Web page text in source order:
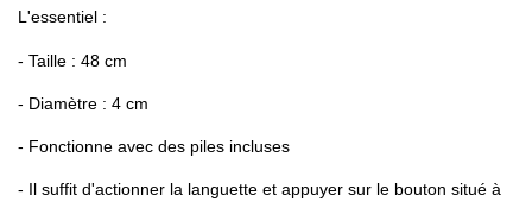
L'essentiel :
- Taille : 48 cm
- Diamètre : 4 cm
- Fonctionne avec des piles incluses
- Il suffit d'actionner la languette et appuyer sur le bouton situé à